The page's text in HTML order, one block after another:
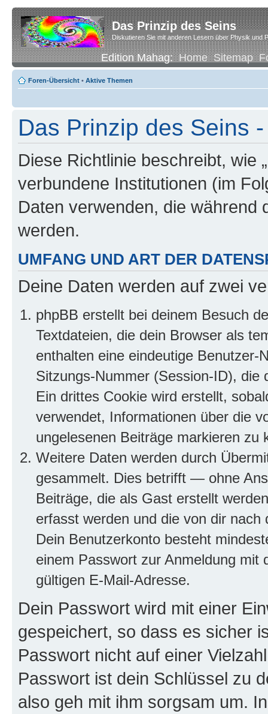
Das Prinzip des Seins
Diskutieren Sie mit anderen Lesern über Physik und
Edition Mahag:Home Sitemap
Foren-Übersicht • Aktive Themen
Das Prinzip des Seins
Diese Richtlinie beschreibt, wie
verbundene Institutionen (im
Daten verwenden, die während
werden.
UMFANG UND ART DER
Deine Daten werden auf zwei
phpBB erstellt bei deinem Besuch
Textdateien, die dein Browser als
enthalten eine eindeutige
Sitzungs-Nummer (Session-ID), die
Ein drittes Cookie wird erstellt,
verwendet, Informationen über die
ungelesenen Beiträge markieren zu
Weitere Daten werden durch
gesammelt. Dies betrifft — ohne
Beiträge, die als Gast erstellt
erfasst werden und die von dir
Dein Benutzerkonto besteht
einem Passwort zur Anmeldung mit
gültigen E-Mail-Adresse.
Dein Passwort wird mit einer
gespeichert, so dass es sicher
Passwort nicht auf einer
Passwort ist dein Schlüssel zu
also geh mit ihm sorgsam um.